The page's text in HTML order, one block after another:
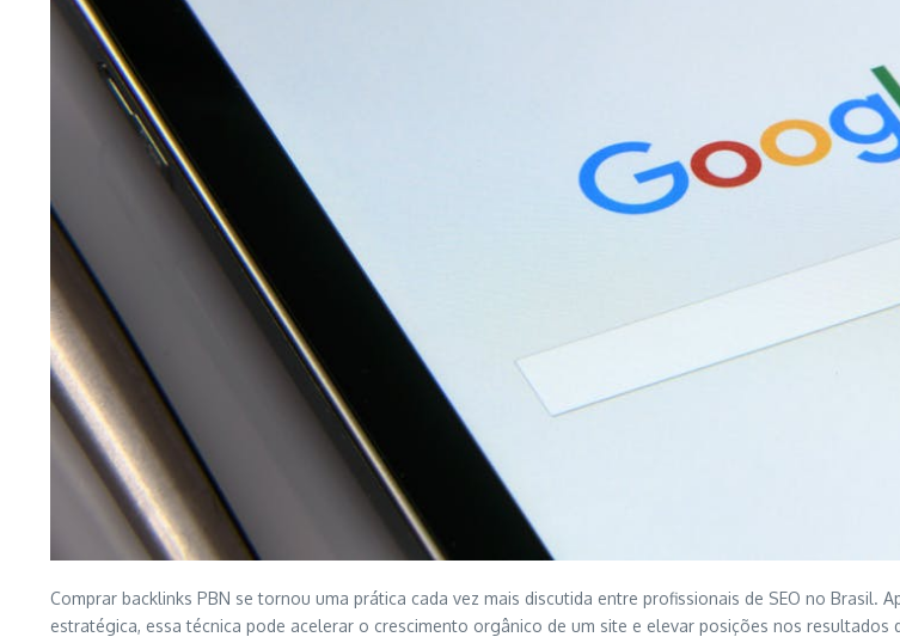
Comprar backlinks PBN se tornou uma prática cada vez mais discutida entre profissionais de SEO no
estratégica, essa técnica pode acelerar o crescimento orgânico de um site e elevar posições nos resultados